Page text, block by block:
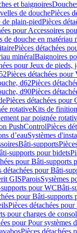
et baignoires
de douchePièces
de plain-piedPièces
pour Accessoires
de douche en matériau
Pièces détachées
minéralBaignoires
pour Jeux de
Pièces détachées
d62Pièces
d90Pièces
Pièces détachées pour
rotativeKits de
par poignée
PushControlPièces
d’eauSystèmes
Bâti-supports
supports pour bidets
pour Bâti-supports
détachées pour Bâti-
GISParoisSystèmes
pour WCBâti-
pour Bâti-supports
Pièces détachées
pour charges de
pour Pour systèmes
Pièces détachées